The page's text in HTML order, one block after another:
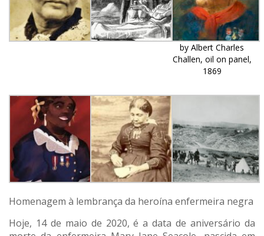
by Albert Charles
Challen, oil on panel,
1869
Homenagem à lembrança da heroína enfermeira negra
Hoje, 14 de maio de 2020, é a data de aniversário da